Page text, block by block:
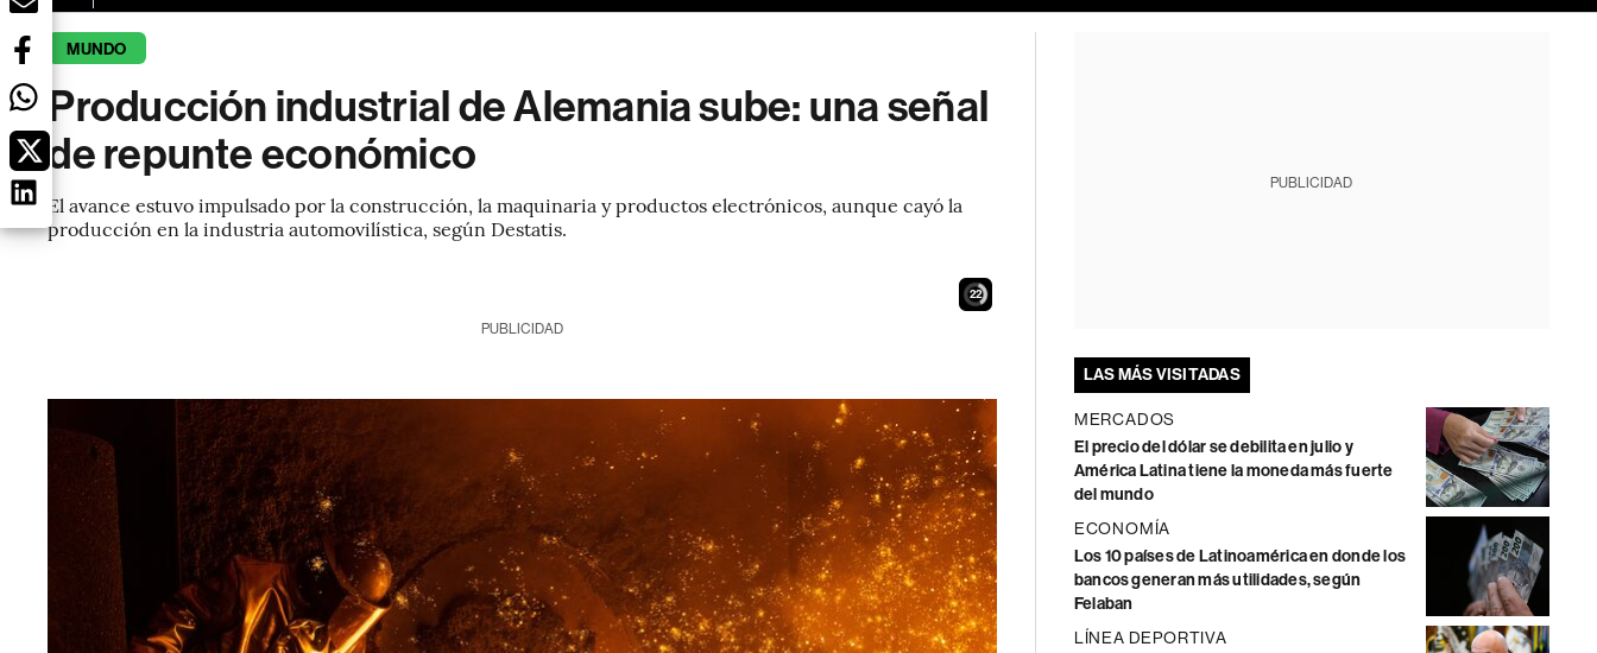
MUNDO
Producción industrial de Alemania sube: una señal
de repunte económico
El avance estuvo impulsado por la construcción, la maquinaria y productos electrónicos, aunque cayó la
producción en la industria automovilística, según Destatis.
21
PUBLICIDAD
PUBLICIDAD
LAS MÁS VISITADAS
MERCADOS
El precio del dólar se debilita en julio y
América Latina tiene la moneda más fuerte
del mundo
ECONOMÍA
Los 10 países de Latinoamérica en donde los
bancos generan más utilidades, según
Felaban
LÍNEA DEPORTIVA